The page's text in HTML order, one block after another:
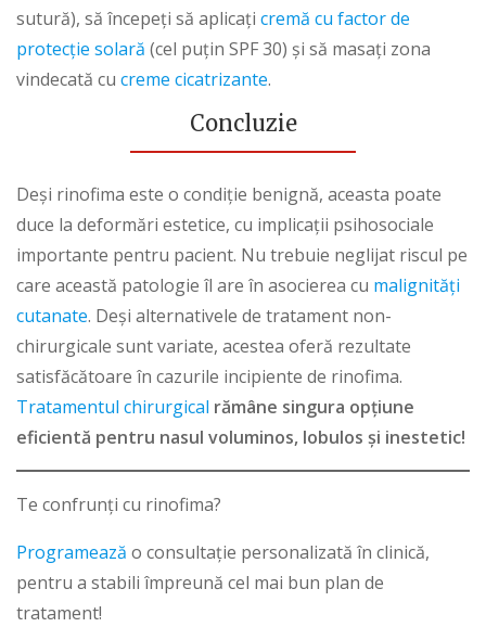
sutură), să începeți să aplicați cremă cu factor de
protecție solară (cel puțin SPF 30) și să masați zona
vindecată cu creme cicatrizante.
Concluzie
Deși rinofima este o condiție benignă, aceasta poate
duce la deformări estetice, cu implicații psihosociale
importante pentru pacient. Nu trebuie neglijat riscul pe
care această patologie îl are în asocierea cu malignități
cutanate. Deși alternativele de tratament non-
chirurgicale sunt variate, acestea oferă rezultate
satisfăcătoare în cazurile incipiente de rinofima.
Tratamentul chirurgical rămâne singura opțiune
eficientă pentru nasul voluminos, lobulos și inestetic!
Te confrunți cu rinofima?
Programează o consultație personalizată în clinică,
pentru a stabili împreună cel mai bun plan de
tratament!